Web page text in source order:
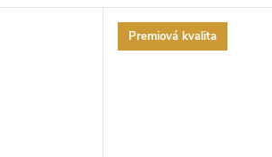
Premiová kvalita